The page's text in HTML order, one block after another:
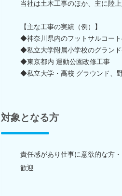
当社は土木工事のほか、主に陸
【主な工事の実績（例）】
◆神奈川県内のフットサルコー
◆私立大学附属小学校のグラン
◆東京都内 運動公園改修工事
◆私立大学・高校 グラウンド、
対象となる方
責任感があり仕事に意欲的な方
歓迎